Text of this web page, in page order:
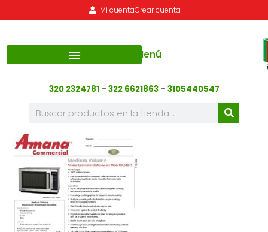
Mi cuentaCrear cuenta
Menú
320 2324781– 322 6621863 – 3105440547